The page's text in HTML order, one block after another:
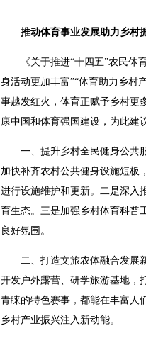
推动体育事业发展助力乡村
《关于推进“十四五”农民体育
身活动更加丰富”“体育助力乡村
事越发红火，体育正赋予乡村更
康中国和体育强国建设，为此建
一、提升乡村全民健身公共服
加快补齐农村公共健身设施短板
进行设施维护和更新。二是深入
育生态。三是加强乡村体育科普
良好氛围。
二、打造文旅农体融合发展新
开发户外露营、研学旅游基地，
青睐的特色赛事，都能在丰富人
乡村产业振兴注入新动能。